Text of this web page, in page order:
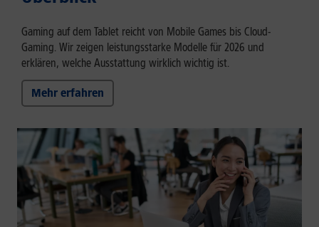
Gaming auf dem Tablet reicht von Mobile Games bis Cloud-
Gaming. Wir zeigen leistungsstarke Modelle für 2026 und
erklären, welche Ausstattung wirklich wichtig ist.
Mehr erfahren